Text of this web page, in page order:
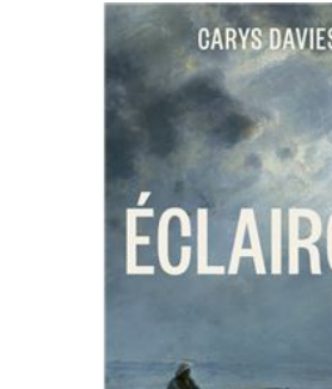
LIRE LA SUITE